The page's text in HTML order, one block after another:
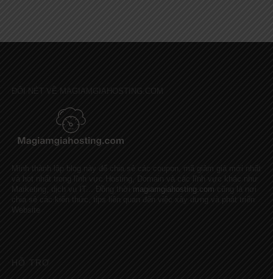
ĐÔI NÉT VỀ MAGIAMGIAHOSTING.COM
Mình thành lập blog này để chia sẻ các coupon, mã giảm giá mới nhất
và hot nhất trong lĩnh vực Hosting, Domain và các lĩnh vực khác như
Marketing, dịch vụ IT... Đồng thời magiamgiahosting.com cũng là nơi
chia sẻ các kiến thức, tips liên quan đến việc xây dựng và phát triển
Website
HỖ TRỢ